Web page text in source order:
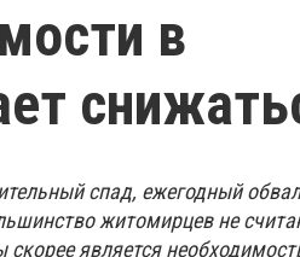
в
спад, ежегодный
житомирцев не
является